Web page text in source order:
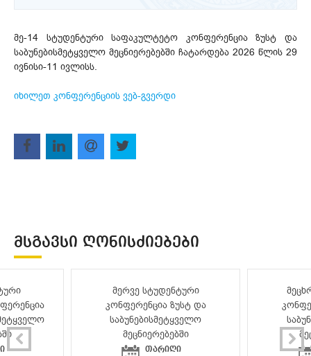
მე-14 სტუდენტური საფაკულტეტო კონფერენცია ზუსტ და
საბუნებისმეტყველო მეცნიერებებში ჩატარდება 2026 წლის 29
ივნისი-11 ივლისს.
იხილეთ კონფერენციის ვებ-გვერდი
ᲛᲡᲒᲐᲕᲡᲘ ᲦᲝᲜᲘᲡᲫᲘᲔᲑᲔᲑᲘ
მერვე სტუდენტური
კონფერენცია ზუსტ და
საბუნებისმეტყველო
მეცნიერებებში
თარიღი